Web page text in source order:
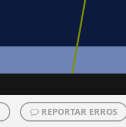
REPORTAR ERROS